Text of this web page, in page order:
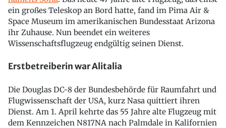
ein großes Teleskop an Bord hatte, fand im Pima Air &
Space Museum im amerikanischen Bundesstaat Arizona
ihr Zuhause. Nun beendet ein weiteres
Wissenschaftsflugzeug endgültig seinen Dienst.
Erstbetreiberin war Alitalia
Die Douglas DC-8 der Bundesbehörde für Raumfahrt und
Flugwissenschaft der USA, kurz Nasa quittiert ihren
Dienst. Am 1. April kehrte das 55 Jahre alte Flugzeug mit
dem Kennzeichen N817NA nach Palmdale in Kalifornien